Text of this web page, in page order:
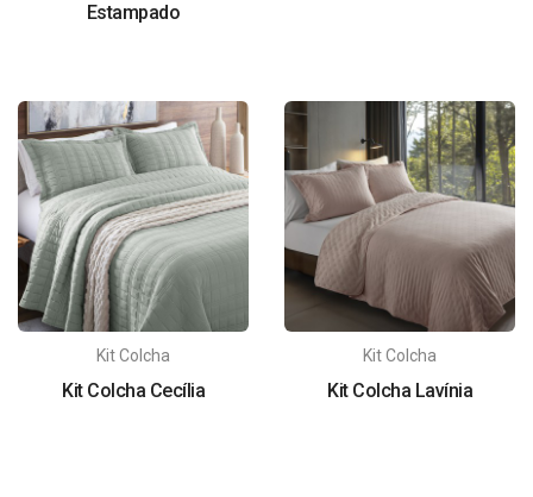
Estampado
Kit Colcha
Kit Colcha Cecília
Kit Colcha
Kit Colcha Lavínia